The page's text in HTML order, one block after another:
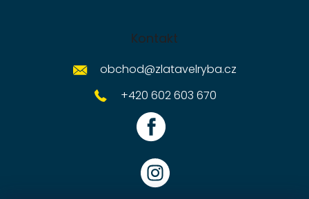
Kontakt
obchod@zlatavelryba.cz
+420 602 603 670